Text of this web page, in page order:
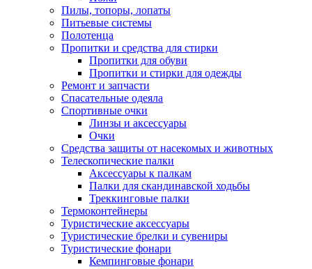
Пилы, топоры, лопаты
Питьевые системы
Полотенца
Пропитки и средства для стирки
Пропитки для обуви
Пропитки и стирки для одежды
Ремонт и запчасти
Спасательные одеяла
Спортивные очки
Линзы и аксессуары
Очки
Средства защиты от насекомых и животных
Телескопические палки
Аксессуары к палкам
Палки для скандинавской ходьбы
Треккинговые палки
Термоконтейнеры
Туристические аксессуары
Туристические брелки и сувениры
Туристические фонари
Кемпинговые фонари